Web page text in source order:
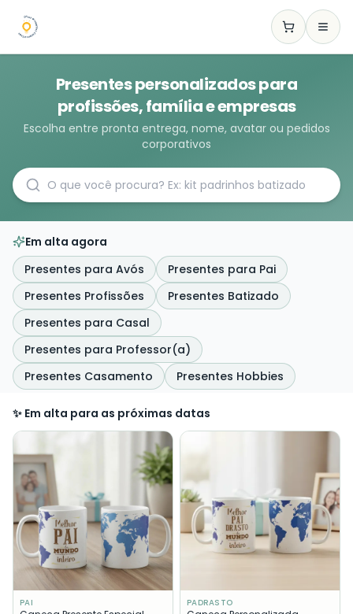
Presentes personalizados para
profissões, família e empresas
Escolha entre pronta entrega, nome, avatar ou pedidos
corporativos
Em alta agora
Presentes para Avós
Presentes para Pai
Presentes Profissões
Presentes Batizado
Presentes para Casal
Presentes para Professor(a)
Presentes Casamento
Presentes Hobbies
✨ Em alta para as próximas datas
PAI PADRASTO